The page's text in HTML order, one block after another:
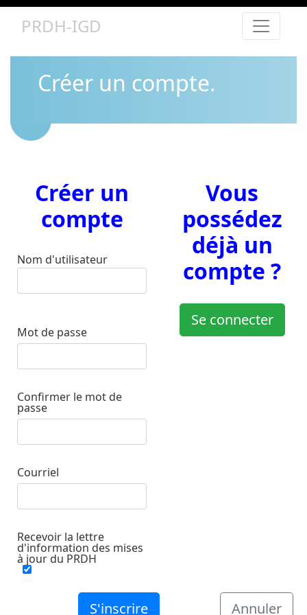
PRDH-IGD
Créer un compte.
Créer un
compte
Nom d'utilisateur
Mot de passe
Confirmer le mot de
passe
Courriel
Recevoir la lettre
d'information des mises
à jour du PRDH
Vous
possédez
déjà un
compte ?
Se connecter